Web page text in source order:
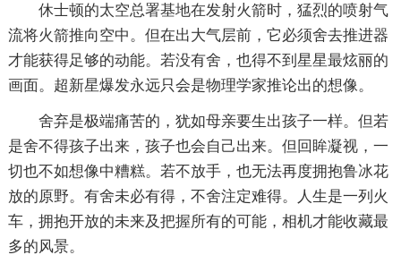
休士顿的太空总署基地在发射火箭时，猛烈的喷射气
流将火箭推向空中。但在出大气层前，它必须舍去推进器
才能获得足够的动能。若没有舍，也得不到星星最炫丽的
画面。超新星爆发永远只会是物理学家推论出的想像。
舍弃是极端痛苦的，犹如母亲要生出孩子一样。但若
是舍不得孩子出来，孩子也会自己出来。但回眸凝视，一
切也不如想像中糟糕。若不放手，也无法再度拥抱鲁冰花
放的原野。有舍未必有得，不舍注定难得。人生是一列火
车，拥抱开放的未来及把握所有的可能，相机才能收藏最
多的风景。